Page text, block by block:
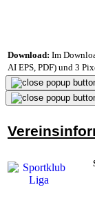
Download: Im
AI EPS, PDF) und 3